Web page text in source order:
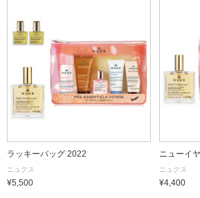
ラッキーバッグ 2022
ニュクス
¥5,500
ニューイ
ニュクス
¥4,400